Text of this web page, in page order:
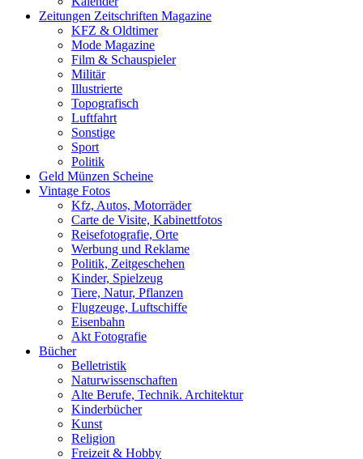
Zeitungen Zeitschriften Magazine
KFZ & Oldtimer
Mode Magazine
Film & Schauspieler
Militär
Illustrierte
Topografisch
Luftfahrt
Sonstige
Sport
Politik
Geld Münzen Scheine
Vintage Fotos
Kfz, Autos, Motorräder
Carte de Visite, Kabinettfotos
Reisefotografie, Orte
Werbung und Reklame
Politik, Zeitgeschehen
Kinder, Spielzeug
Tiere, Natur, Pflanzen
Flugzeuge, Luftschiffe
Eisenbahn
Akt Fotografie
Bücher
Belletristik
Naturwissenschaften
Alte Berufe, Technik. Architektur
Kinderbücher
Kunst
Religion
Freizeit & Hobby